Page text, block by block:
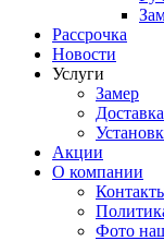
Рассрочка
Новости
Услуги
Замер
Доставка
Акции
О компании
Фото